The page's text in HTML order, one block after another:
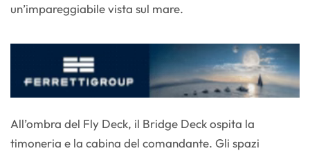
un’impareggiabile vista sul mare.
All’ombra del Fly Deck, il Bridge Deck ospita la
timoneria e la cabina del comandante. Gli spazi